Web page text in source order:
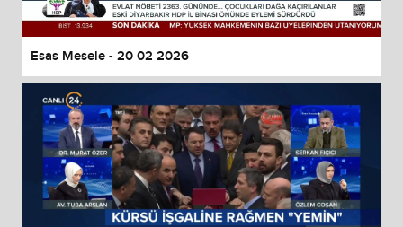
Esas Mesele - 20 02 2026